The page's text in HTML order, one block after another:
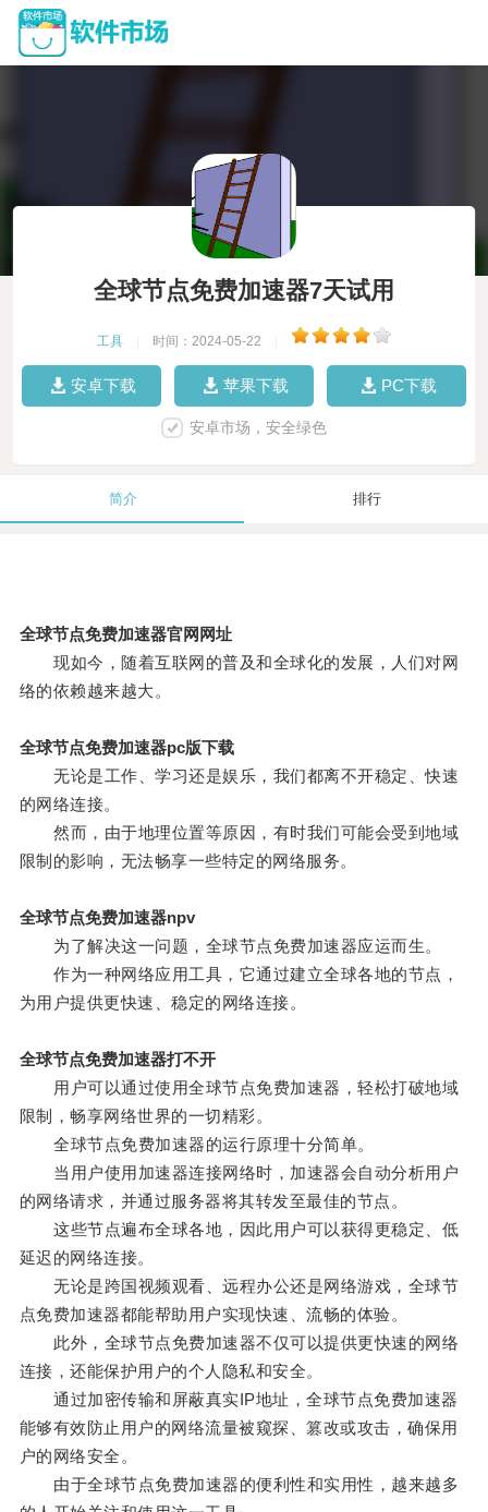
全球节点免费加速器7天试用
工具 时间：2024-05-22
安卓下载 苹果下载 PC下载
安卓市场，安全绿色
简介 排行
全球节点免费加速器官网网址
现如今，随着互联网的普及和全球化的发展，人们对网
络的依赖越来越大。
全球节点免费加速器pc版下载
无论是工作、学习还是娱乐，我们都离不开稳定、快速
的网络连接。
然而，由于地理位置等原因，有时我们可能会受到地域
限制的影响，无法畅享一些特定的网络服务。
全球节点免费加速器npv
为了解决这一问题，全球节点免费加速器应运而生。
作为一种网络应用工具，它通过建立全球各地的节点，
为用户提供更快速、稳定的网络连接。
全球节点免费加速器打不开
用户可以通过使用全球节点免费加速器，轻松打破地域
限制，畅享网络世界的一切精彩。
全球节点免费加速器的运行原理十分简单。
当用户使用加速器连接网络时，加速器会自动分析用户
的网络请求，并通过服务器将其转发至最佳的节点。
这些节点遍布全球各地，因此用户可以获得更稳定、低
延迟的网络连接。
无论是跨国视频观看、远程办公还是网络游戏，全球节
点免费加速器都能帮助用户实现快速、流畅的体验。
此外，全球节点免费加速器不仅可以提供更快速的网络
连接，还能保护用户的个人隐私和安全。
通过加密传输和屏蔽真实IP地址，全球节点免费加速器
能够有效防止用户的网络流量被窥探、篡改或攻击，确保用
户的网络安全。
由于全球节点免费加速器的便利性和实用性，越来越多